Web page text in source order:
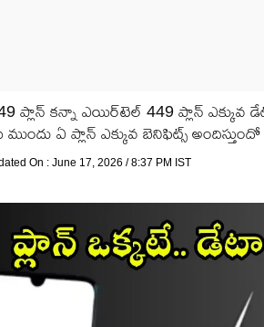
ప్లాన్ కన్నా ఎయిర్‌టెల్ 449 ప్లాన్
ముందు ఏ ప్లాన్ ఎక్కువ బెనిఫిట్స్
On : June 17, 2026 / 8:37 PM IST